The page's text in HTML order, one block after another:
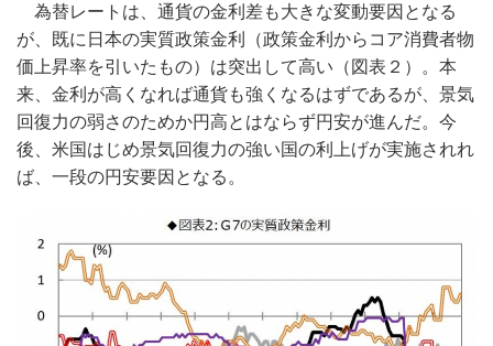
為替レートは、通貨の金利差も大きな変動要因となる
が、既に日本の実質政策金利（政策金利からコア消費者物
価上昇率を引いたもの）は突出して高い（図表２）。本
来、金利が高くなれば通貨も強くなるはずであるが、景気
回復力の弱さのためか円高とはならず円安が進んだ。今
後、米国はじめ景気回復力の強い国の利上げが実施されれ
ば、一段の円安要因となる。